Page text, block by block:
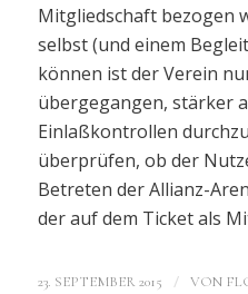
Mitgliedschaft bezogen
selbst (und einem
können ist der Verein
übergegangen, stärker
Einlaßkontrollen
überprüfen, ob der
Betreten der Allianz-
der auf dem Ticket als
23. SEPTEMBER 2015 / VON